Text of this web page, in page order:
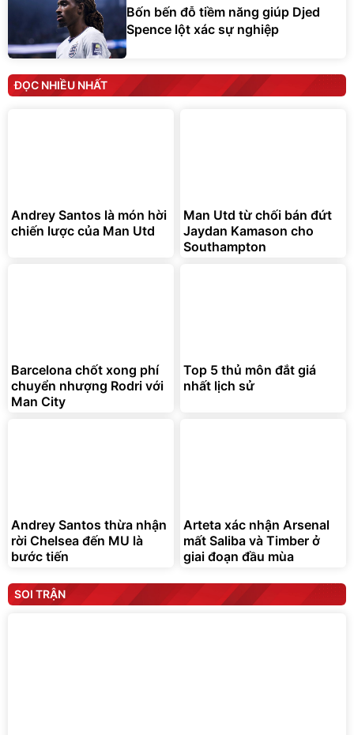
Bốn bến đỗ tiềm năng giúp Djed
Spence lột xác sự nghiệp
ĐỌC NHIỀU NHẤT
Andrey Santos là món hời
chiến lược của Man Utd
Man Utd từ chối bán đứt
Jaydan Kamason cho
Southampton
Barcelona chốt xong phí
chuyển nhượng Rodri với
Man City
Top 5 thủ môn đắt giá
nhất lịch sử
Andrey Santos thừa nhận
rời Chelsea đến MU là
bước tiến
Arteta xác nhận Arsenal
mất Saliba và Timber ở
giai đoạn đầu mùa
SOI TRẬN